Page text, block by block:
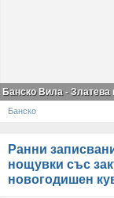
Банско Вила -
Банско
Ранни
нощувки със
новогодишен